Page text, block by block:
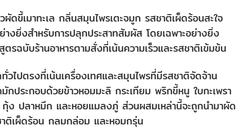
ดขี้เมาทะเล กลิ่นสมุนไพรเตะจมูก รสชาติเผ็ดร้อนสะใจ
างยิ่งสำหรับการปลุกประสาทสัมผัส โดยเฉพาะอย่างยิ่ง
ฉบับร้านอาหารตามสั่งที่เน้นความเร็วและรสชาติเข้มข้น
วไปตรงที่เน้นเครื่องเทศและสมุนไพรที่มีรสชาติจัดจ้าน
ประกอบด้วยข้าวหอมมะลิ กระเทียม พริกขี้หนู ใบกะเพรา
กุ้ง ปลาหมึก และหอยแมลงภู่ ส่วนผสมเหล่านี้จะถูกนำมาผัด
ติเผ็ดร้อน กลมกล่อม และหอมกรุ่น